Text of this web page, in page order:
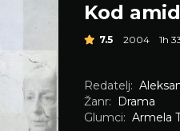
Kod
7.5 2004 1h
Redatelj:
Žanr:
Drama
Glumci: Armela